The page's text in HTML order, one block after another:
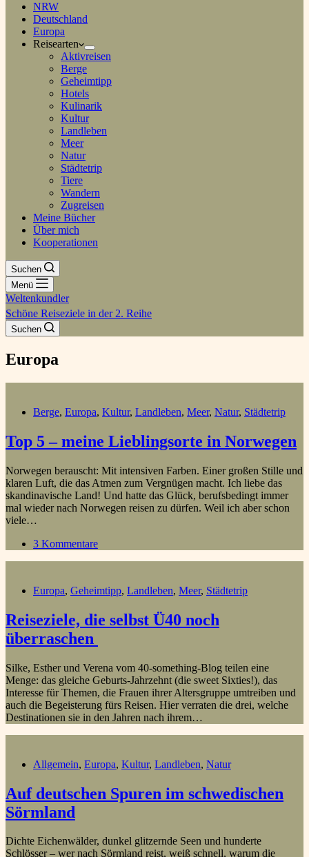
NRW
Deutschland
Europa
Reisearten
Aktivreisen
Berge
Geheimtipp
Hotels
Kulinarik
Kultur
Landleben
Meer
Natur
Städtetrip
Tiere
Wandern
Zugreisen
Meine Bücher
Über mich
Kooperationen
Suchen
Menü
Weltenkundler
Schöne Reiseziele in der 2. Reihe
Suchen
Europa
Berge, Europa, Kultur, Landleben, Meer, Natur, Städtetrip
Top 5 – meine Lieblingsorte in Norwegen
Norwegen berauscht: Mit intensiven Farben. Einer großen Stille und
klaren Luft, die das Atmen zum Vergnügen macht. Ich liebe das
skandinavische Land! Und hatte das Glück, berufsbedingt immer
mal wieder nach Norwegen reisen zu dürfen. Weil ich aber schon
viele…
3 Kommentare
Europa, Geheimtipp, Landleben, Meer, Städtetrip
Reiseziele, die selbst Ü40 noch
überraschen
Silke, Esther und Verena vom 40-something-Blog teilen eine
Menge: das gleiche Geburts-Jahrzehnt (die sweet Sixties!), das
Interesse für Themen, die Frauen ihrer Altersgruppe umtreiben und
auch die Begeisterung fürs Reisen. Hier verraten die drei, welche
Destinationen sie in den Jahren nach ihrem…
Allgemein, Europa, Kultur, Landleben, Natur
Auf deutschen Spuren im schwedischen
Sörmland
Dichte Eichenwälder, dunkel glitzernde Seen und hunderte
Schlösser – wer nach Sörmland reist, weiß schnell, warum die